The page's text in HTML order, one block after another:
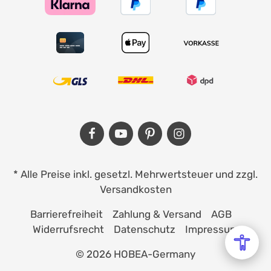
und der Jungenanzug hat so mehrere
Eyecatcher. Die kleine Fliege und die süße
sorgen für den perfekten Auftritt. Details
Taufanzug Paul für Babys und Kinder
und Mütze Farbe: grau, braun Material: 80%
Baumwolle, 20% Polyester Hergestellt in der
* Alle Preise inkl. gesetzl. Mehrwertsteuer und zzgl.
Versandkosten
© 2026 HOBEA-Germany
Barrierefreiheit Zahlung & Versand
AGB
Widerrufsrecht
Datenschutz Impressum